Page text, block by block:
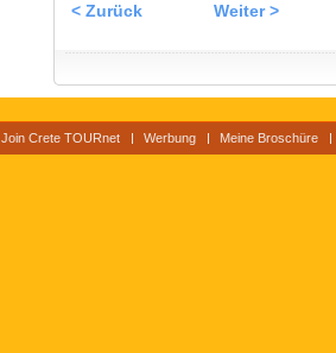
< Zurück Weiter >
Join Crete TOURnet Werbung Meine Broschüre